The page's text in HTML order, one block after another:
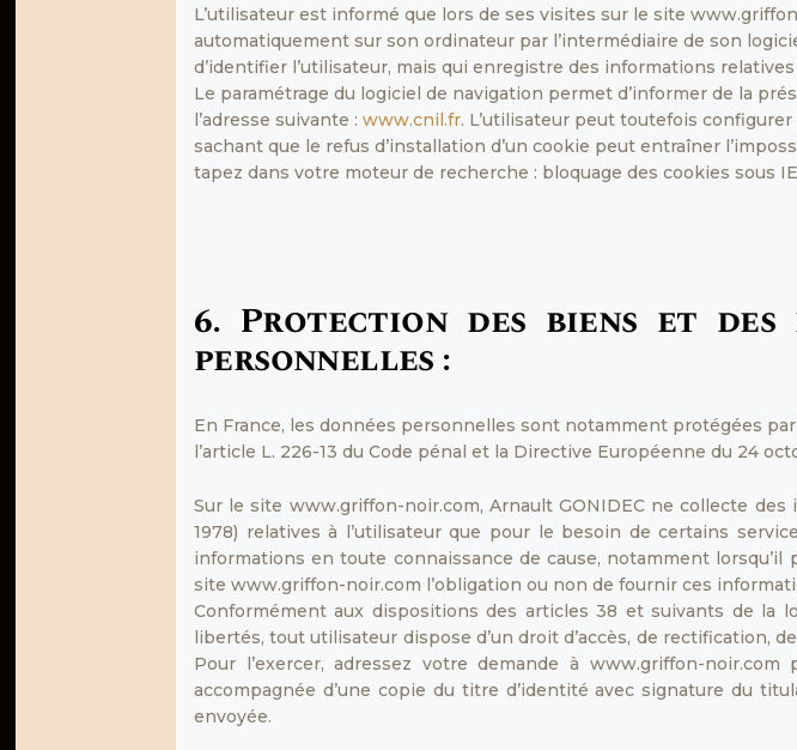
L’utilisateur est informé que lors de ses visites sur le site
automatiquement sur son ordinateur par l’intermédiaire de son
d’identifier l’utilisateur, mais qui enregistre des informations
Le paramétrage du logiciel de navigation permet d’informer de la
l’adresse suivante : www.cnil.fr. L’utilisateur peut toutefois
sachant que le refus d’installation d’un cookie peut entraîner
tapez dans votre moteur de recherche : bloquage des cookies
6. Protection des biens et des
personnelles :
En France, les données personnelles sont notamment protégées
l’article L. 226-13 du Code pénal et la Directive Européenne du 24
Sur le site www.griffon-noir.com, Arnault GONIDEC ne collecte
1978) relatives à l’utilisateur que pour le besoin de certains
informations en toute connaissance de cause, notamment
site www.griffon-noir.com l’obligation ou non de fournir ces
Conformément aux dispositions des articles 38 et suivants de la
libertés, tout utilisateur dispose d’un droit d’accès, de rectification,
Pour l’exercer, adressez votre demande à www.griffon-noir.com
accompagnée d’une copie du titre d’identité avec signature du
envoyée.